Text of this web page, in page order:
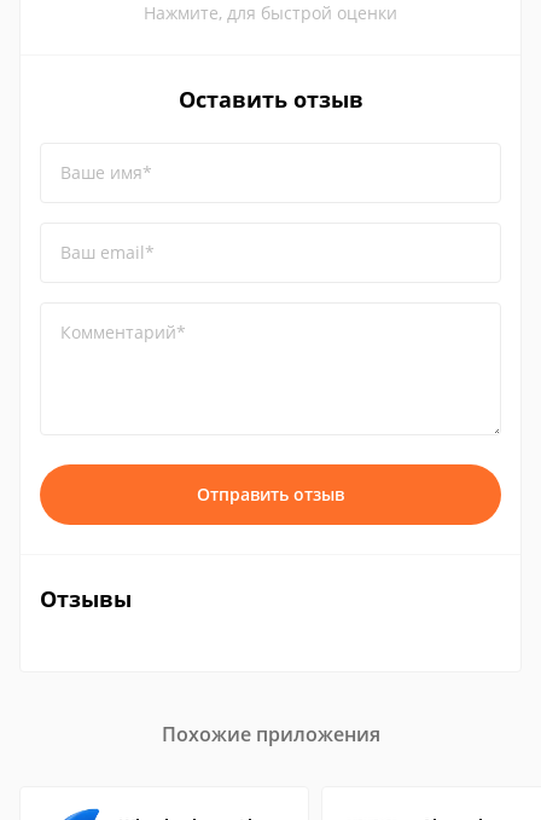
Нажмите, для быстрой оценки
Оставить отзыв
Ваше имя*
Ваш email*
Комментарий*
Отправить отзыв
Отзывы
Похожие приложения